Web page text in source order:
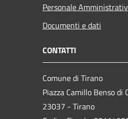
Personale
Documenti e dati
CONTATTI
Comune di Tirano
Piazza Camillo Benso di
23037 - Tirano